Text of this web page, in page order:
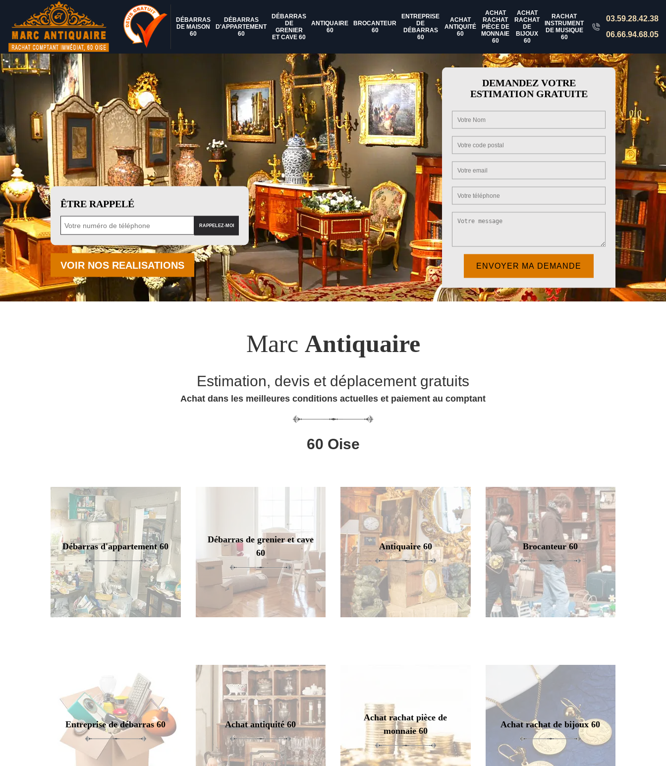
DÉBARRAS
DE MAISON
60
DÉBARRAS
D'APPARTEMENT
60
DÉBARRAS
DE
GRENIER
ET CAVE 60
ANTIQUAIRE
60
BROCANTEUR
60
ENTREPRISE
DE
DÉBARRAS
60
ACHAT
ANTIQUITÉ
60
ACHAT
RACHAT
PIÈCE DE
MONNAIE
60
ACHAT
RACHAT
DE
BIJOUX
60
RACHAT
INSTRUMENT
DE MUSIQUE
60
03.59.28.42.38
06.66.94.68.05
ÊTRE RAPPELÉ
VOIR NOS REALISATIONS
DEMANDEZ VOTRE
ESTIMATION GRATUITE
Marc Antiquaire
Estimation, devis et déplacement gratuits
Achat dans les meilleures conditions actuelles et paiement au comptant
60 Oise
Débarras d'appartement 60
Débarras de grenier et cave
60
Antiquaire 60 Brocanteur 60
Entreprise de débarras 60 Achat antiquité 60
Achat rachat pièce de
monnaie 60
Achat rachat de bijoux 60